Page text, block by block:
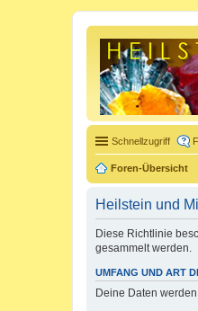
Schnellzugriff
Foren-Übersicht
Heilstein und
Diese Richtlinie
gesammelt werden.
UMFANG UND ART
Deine Daten